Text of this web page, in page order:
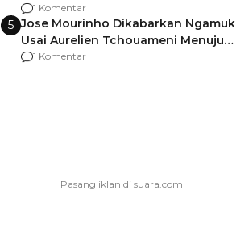
Kena hingga 75% PKB
1 Komentar
5 Jose Mourinho Dikabarkan Ngamuk
Usai Aurelien Tchouameni Menuju
Manchester United
1 Komentar